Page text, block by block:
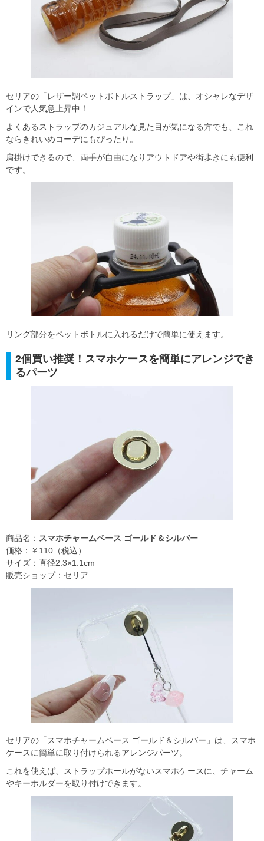
セリアの「レザー調ペットボトルストラップ」は、オシャレなデザ
インで人気急上昇中！
よくあるストラップのカジュアルな見た目が気になる方でも、これ
ならきれいめコーデにもぴったり。
肩掛けできるので、両手が自由になりアウトドアや街歩きにも便利
です。
リング部分をペットボトルに入れるだけで簡単に使えます。
2個買い推奨！スマホケースを簡単にアレンジでき
るパーツ
商品名： スマホチャームベース ゴールド＆シルバー
価格：￥110（税込）
サイズ：直径2.3×1.1cm
販売ショップ：セリア
セリアの「スマホチャームベース ゴールド＆シルバー」は、スマホ
ケースに簡単に取り付けられるアレンジパーツ。
これを使えば、ストラップホールがないスマホケースに、チャーム
やキーホルダーを取り付けできます。